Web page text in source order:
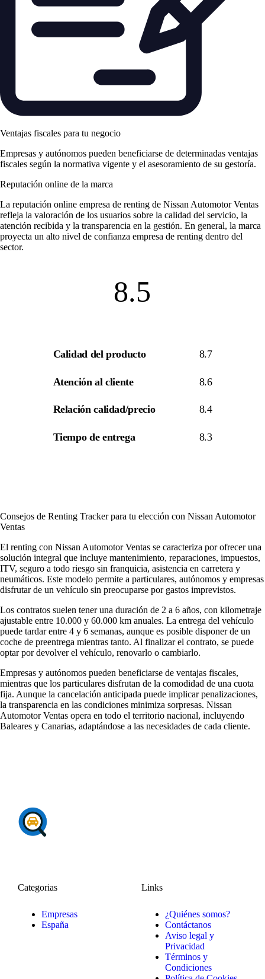
Ventajas fiscales para tu negocio
Empresas y autónomos pueden beneficiarse de determinadas ventajas
fiscales según la normativa vigente y el asesoramiento de su gestoría.
Reputación online de la marca
La reputación online empresa de renting de Nissan Automotor Ventas
refleja la valoración de los usuarios sobre la calidad del servicio, la
atención recibida y la transparencia en la gestión. En general, la marca
proyecta un alto nivel de confianza empresa de renting dentro del
sector.
8.5
Calidad del producto 8.7
Atención al cliente 8.6
Relación calidad/precio 8.4
Tiempo de entrega 8.3
Consejos de Renting Tracker para tu elección con Nissan Automotor
Ventas
El renting con Nissan Automotor Ventas se caracteriza por ofrecer una
solución integral que incluye mantenimiento, reparaciones, impuestos,
ITV, seguro a todo riesgo sin franquicia, asistencia en carretera y
neumáticos. Este modelo permite a particulares, autónomos y empresas
disfrutar de un vehículo sin preocuparse por gastos imprevistos.
Los contratos suelen tener una duración de 2 a 6 años, con kilometraje
ajustable entre 10.000 y 60.000 km anuales. La entrega del vehículo
puede tardar entre 4 y 6 semanas, aunque es posible disponer de un
coche de preentrega mientras tanto. Al finalizar el contrato, se puede
optar por devolver el vehículo, renovarlo o cambiarlo.
Empresas y autónomos pueden beneficiarse de ventajas fiscales,
mientras que los particulares disfrutan de la comodidad de una cuota
fija. Aunque la cancelación anticipada puede implicar penalizaciones,
la transparencia en las condiciones minimiza sorpresas. Nissan
Automotor Ventas opera en todo el territorio nacional, incluyendo
Baleares y Canarias, adaptándose a las necesidades de cada cliente.
Categorias
Empresas
España
Links
¿Quiénes somos?
Contáctanos
Aviso legal y
Privacidad
Términos y
Condiciones